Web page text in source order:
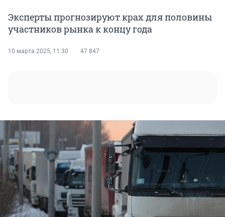
Эксперты прогнозируют крах для половины
участников рынка к концу года
10 марта 2025, 11:30 47 847